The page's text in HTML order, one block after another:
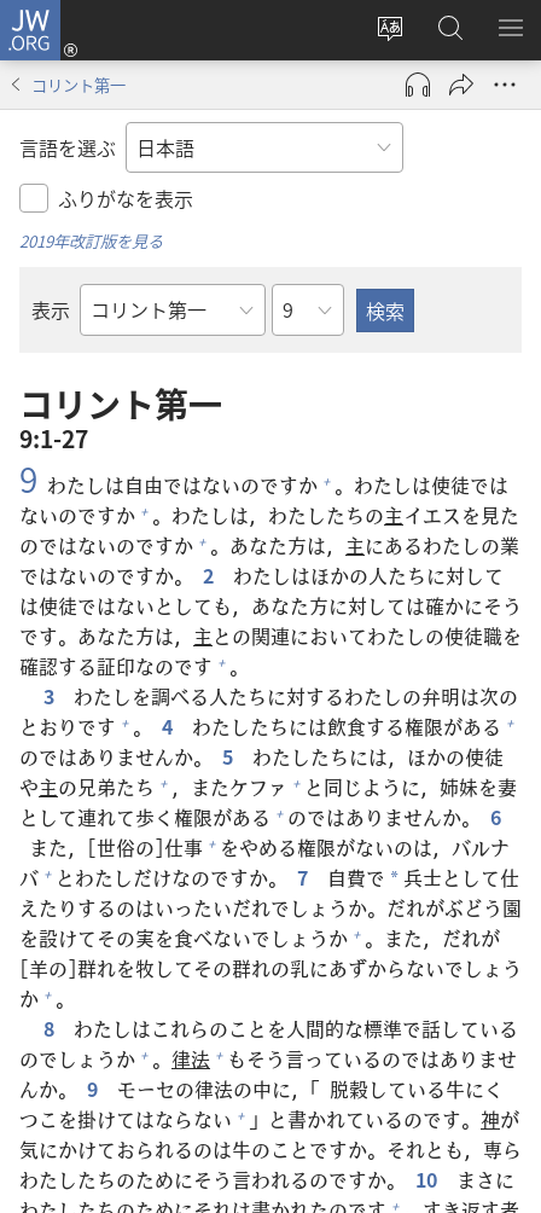
JW.ORG
サ
イ
ト
の
言
え
る
ロ
グ
ン
し
で
開
JW.ORG
の
検
メ
を
コリント第一
言語を選ぶ
ふりがなを表示
2019年改訂版を見る
表示
聖
の
書
名
章
コリント第一
9:1-27
9 わたしは自由ではないのですか + 。わたしは使徒では
ないのですか + 。わたしは，わたしたちの主イエスを 見た
のではないのですか + 。あなた方は， 主にあるわたしの業
ではないのですか。
2 わたしはほかの人たちに対して
は使徒ではないとしても，あなた方に対しては確かにそう
です。あなた方は， 主 との関連においてわたしの使徒職を
確認する証印なのです + 。
3
わたしを調べる人たちに対するわたしの弁明は次の
とおりです + 。 4 わたしたちには飲食する権限がある +
のではありませんか。 5 わたしたちには，ほかの使徒
や主の兄弟たち + ，またケファ + と同じように， 姉妹を妻
として連れて歩く権限がある + のではありませんか。
6
また，[世俗の]仕事 + をやめる権限がないのは，バルナ
バ + とわたしだけなのですか。 7 自費で * 兵士として仕
えたりするのはいったいだれでしょうか。だれがぶどう園
を設けてその実を食べないでしょうか + 。また，だれが
[羊の]群れを牧してその群れの乳にあずからないでしょう
か + 。
8
わたしはこれらのことを人間的な標準で話している
のでしょうか + 。 律法 + もそう言っているのではありませ
んか。
9 モーセの律法の中に，「 脱穀している牛にく
つこを掛けてはならない + 」と書かれているのです。 神が
気にかけておられるのは牛のことですか。それとも， 専ら
わたしたちのためにそう言われるのですか。 10
まさに
+